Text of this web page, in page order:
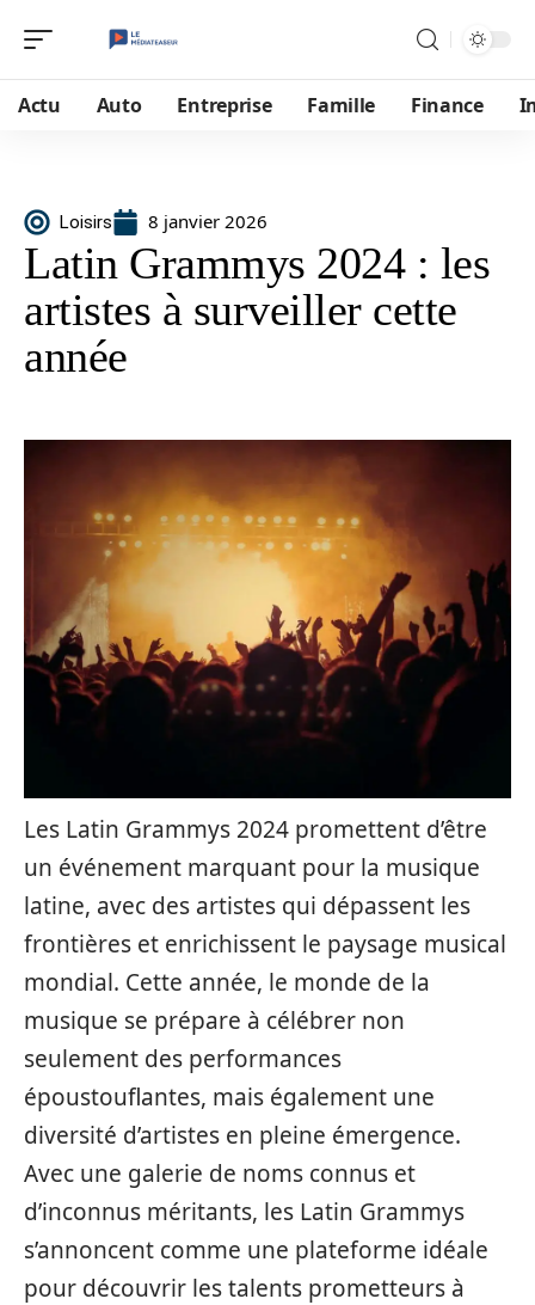
Actu Auto Entreprise Famille Finance
Loisirs 8 janvier 2026
Latin Grammys 2024 : les
artistes à surveiller cette
année
Les Latin Grammys 2024 promettent d’être
un événement marquant pour la musique
latine, avec des artistes qui dépassent les
frontières et enrichissent le paysage musical
mondial. Cette année, le monde de la
musique se prépare à célébrer non
seulement des performances
époustouflantes, mais également une
diversité d’artistes en pleine émergence.
Avec une galerie de noms connus et
d’inconnus méritants, les Latin Grammys
s’annoncent comme une plateforme idéale
pour découvrir les talents prometteurs à